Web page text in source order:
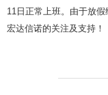
11日正常上班。由于放
宏达信诺的关注及支持！